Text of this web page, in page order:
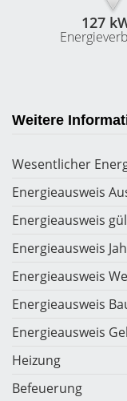
127
Weitere
Wesentlicher
Energieausweis
Energieausweis
Energieausweis
Energieausweis
Energieausweis
Energieausweis
Heizung
Befeuerung